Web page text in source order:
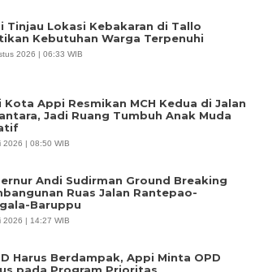
Tinjau Lokasi Kebakaran di Tallo
Kebutuhan Warga Terpenuhi
2026 | 06:33 WIB
Kota Appi Resmikan MCH Kedua di Jalan
Jadi Ruang Tumbuh Anak Muda
2026 | 08:50 WIB
Andi Sudirman Ground Breaking
Ruas Jalan Rantepao-
Baruppu
2026 | 14:27 WIB
Harus Berdampak, Appi Minta OPD